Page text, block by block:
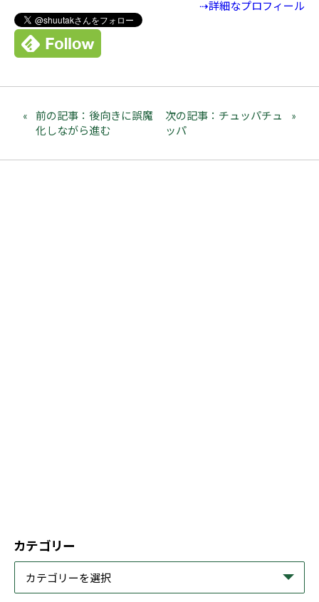
⇢詳細なプロフィール
前の記事：後向きに誤魔
化しながら進む
次の記事：チュッパチュ
ッパ
カテゴリー